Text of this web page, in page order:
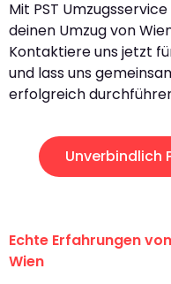
Mit PST
deinen Umzug von
Kontaktiere uns jetzt
und lass uns
erfolgreich
Unverbindlich
Echte Erfahrungen
Wien